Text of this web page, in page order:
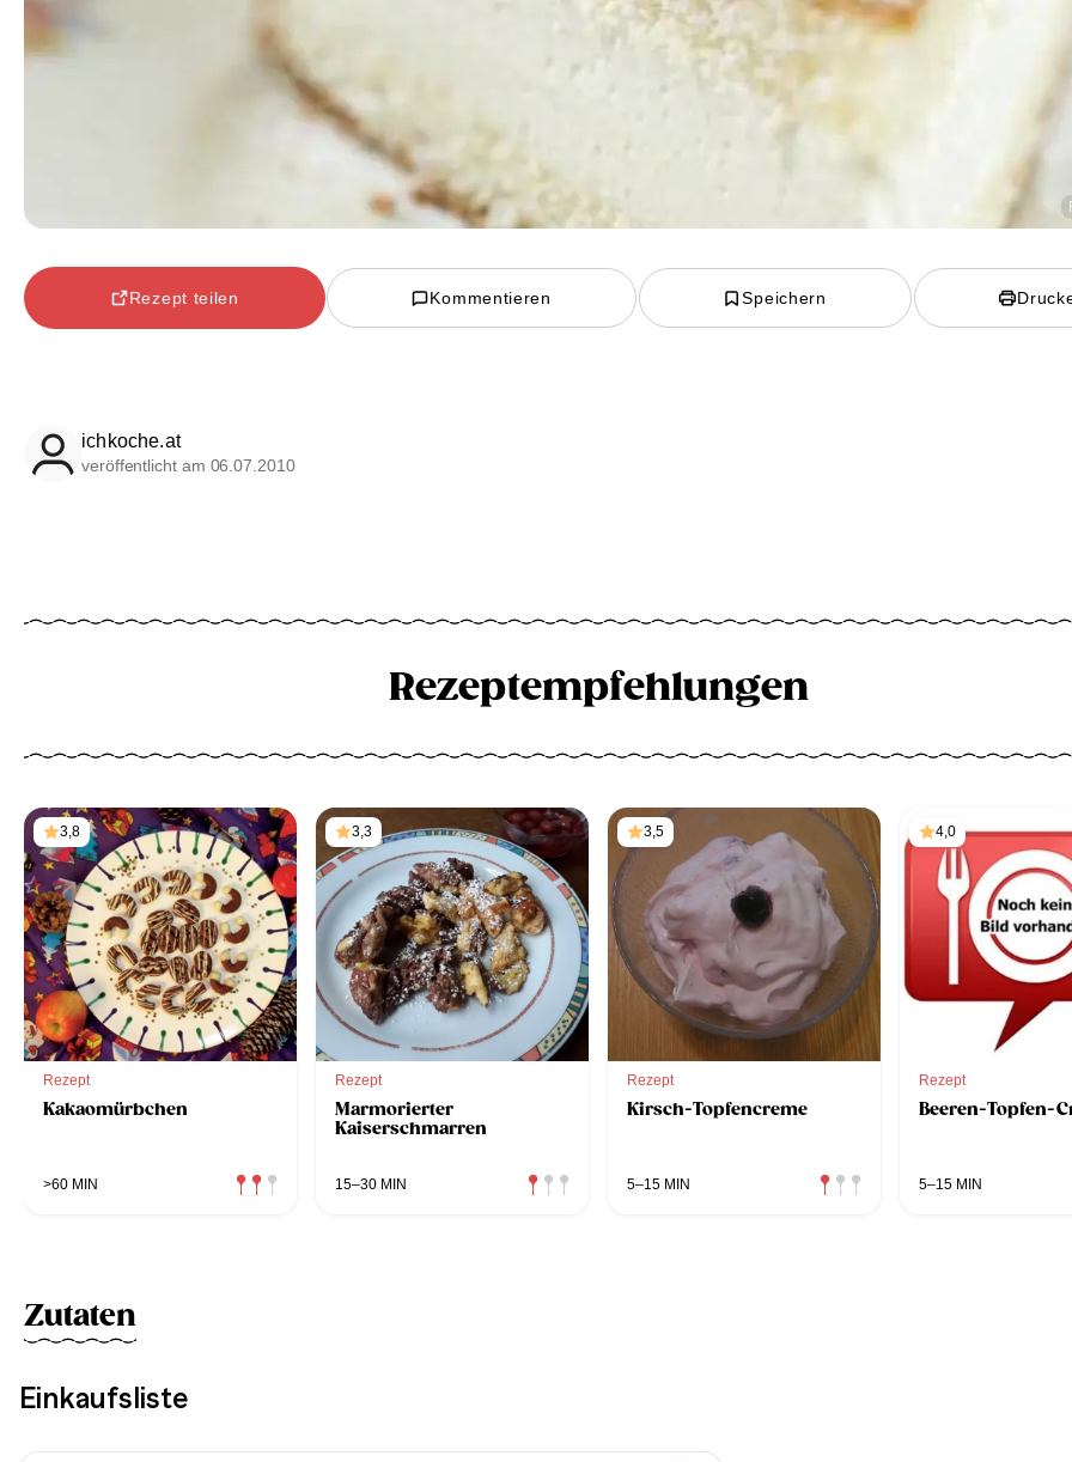
Rezept teilen Kommentieren Speichern
ichkoche.at
veröffentlicht am 06.07.2010
Rezeptempfehlungen
3,8
Rezept
Kakaomürbchen
>60 MIN
3,3
Rezept
Marmorierter
Kaiserschmarren
15–30 MIN
3,5
Rezept
Kirsch-Topfencreme
5–15 MIN
4,0
Rezept
Beeren-Topfen-
5–15 MIN
Zutaten